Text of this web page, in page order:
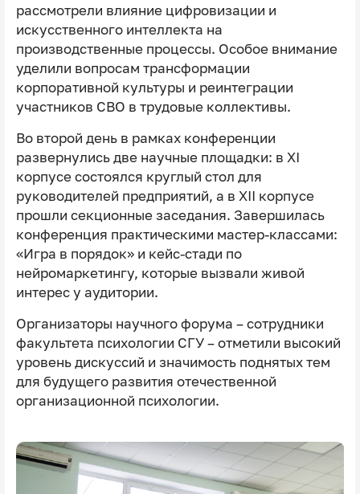
рассмотрели влияние цифровизации и
искусственного интеллекта на
производственные процессы. Особое внимание
уделили вопросам трансформации
корпоративной культуры и реинтеграции
участников СВО в трудовые коллективы.
Во второй день в рамках конференции
развернулись две научные площадки: в XI
корпусе состоялся круглый стол для
руководителей предприятий, а в XII корпусе
прошли секционные заседания. Завершилась
конференция практическими мастер-классами:
«Игра в порядок» и кейс-стади по
нейромаркетингу, которые вызвали живой
интерес у аудитории.
Организаторы научного форума – сотрудники
факультета психологии СГУ – отметили высокий
уровень дискуссий и значимость поднятых тем
для будущего развития отечественной
организационной психологии.